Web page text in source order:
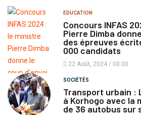
EDUCATION
Concours INFAS
Pierre Dimba
des épreuves
000 candidats
22 Août, 2024 / 00:00
SOCIÉTÉS
Transport urbain :
à Korhogo avec la
de 36 autobus sur